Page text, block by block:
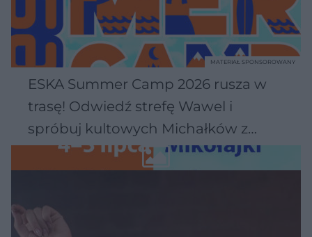
ESKA Summer Camp 2026 rusza w
trasę! Odwiedź strefę Wawel i
spróbuj kultowych Michałków z
Wawelu
MATERIAŁ SPONSOROWANY